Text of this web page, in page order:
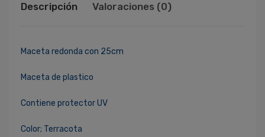
Descripción Valoraciones (0)
Maceta redonda con 25cm
Maceta de plastico
Contiene protector UV
Color; Terracota